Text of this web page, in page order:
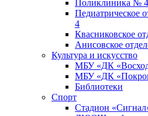
Поликлиника № 4
Педиатрическое
4
Квасниковское
Анисовское
Культура и искусство
МБУ «ДК
МБУ «ДК
Библиотеки
Спорт
Стадион